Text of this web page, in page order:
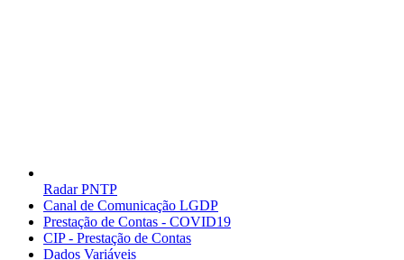
Radar PNTP
Canal de Comunicação LGDP
Prestação de Contas - COVID19
CIP - Prestação de Contas
Dados Variáveis